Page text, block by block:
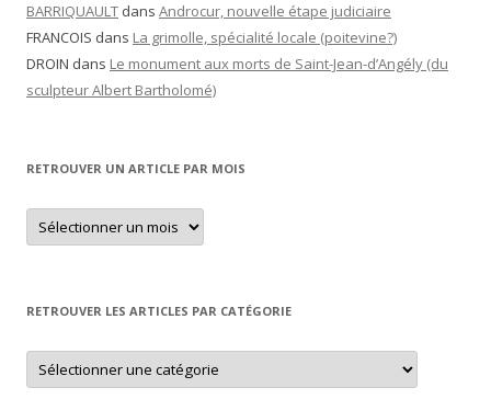
BARRIQUAULT dans Androcur, nouvelle étape judiciaire
FRANCOIS dans La grimolle, spécialité locale (poitevine?)
DROIN dans Le monument aux morts de Saint-Jean-d’Angély (du
sculpteur Albert Bartholomé)
RETROUVER UN ARTICLE PAR MOIS
Retrouver
un
article
RETROUVER LES ARTICLES PAR CATÉGORIE
Retrouver
les
articles